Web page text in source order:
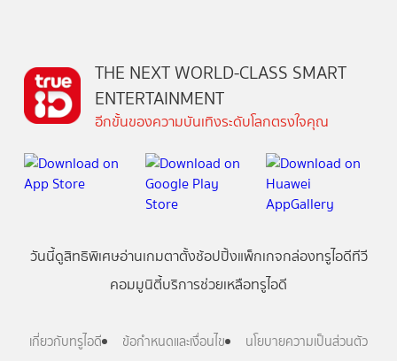
THE NEXT WORLD-CLASS SMART
ENTERTAINMENT
อีกขั้นของความบันเทิงระดับโลกตรงใจคุณ
วันนี้ดูสิทธิพิเศษอ่านเกมตาตั้งช้อปปิ้งแพ็กเกจกล่องทรูไอดีทีวี
คอมมูนิตี้บริการช่วยเหลือทรูไอดี
เกี่ยวกับทรูไอดี ข้อกำหนดและเงื่อนไข
นโยบายความเป็นส่วนตัว